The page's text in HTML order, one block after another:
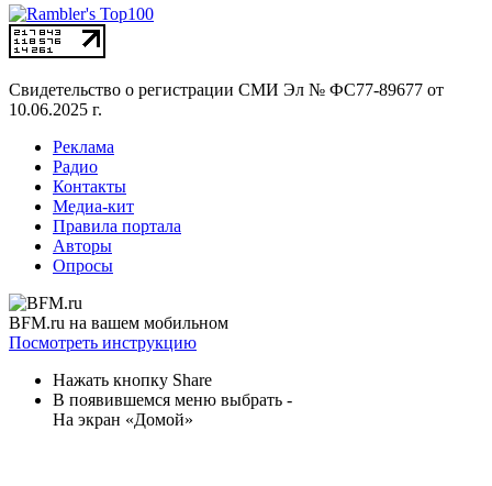
Свидетельство о регистрации СМИ Эл № ФС77-89677 от
10.06.2025 г.
Реклама
Радио
Контакты
Медиа-кит
Правила портала
Авторы
Опросы
BFM.ru на вашем мобильном
Посмотреть инструкцию
Нажать кнопку Share
В появившемся меню выбрать -
На экран «Домой»